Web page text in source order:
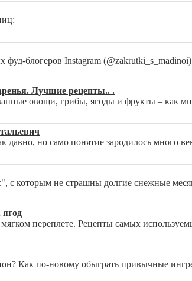
блогеров Instagram
Лучшие рецепты.. .
овощи, грибы, ягоды и фрукты – как
давно, но само понятие зародилось много
с которым не страшны долгие снежные
ягод
переплете. Рецепты самых
Как по-новому обыграть привычные